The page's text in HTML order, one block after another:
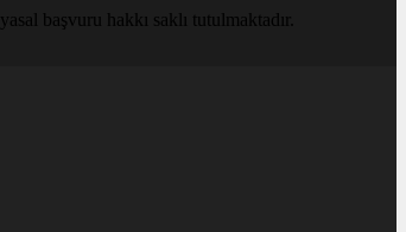
başvuru hakkı saklı tutulmaktadır.